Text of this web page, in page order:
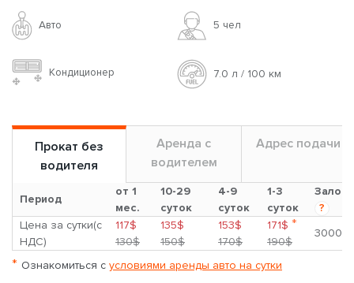
Авто 5 чел
Кондиционер 7.0 л / 100 км
Прокат без
водителя
Аренда с
водителем
Адрес подачи
Период
от 1
мес.
10-29
суток
4-9
суток
1-3
суток
Залог
?
Цена за сутки(с
НДС)
117$
130$
135$
150$
153$
170$
171$ *
190$
3000$
* Ознакомиться с условиями аренды авто на сутки